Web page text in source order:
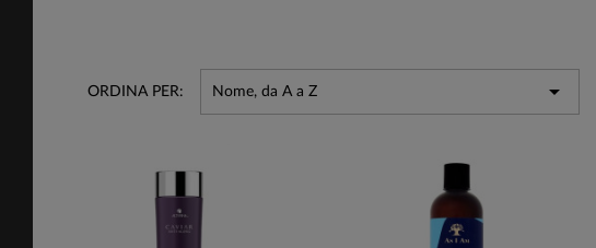
ORDINA PER: Nome, da A a Z 